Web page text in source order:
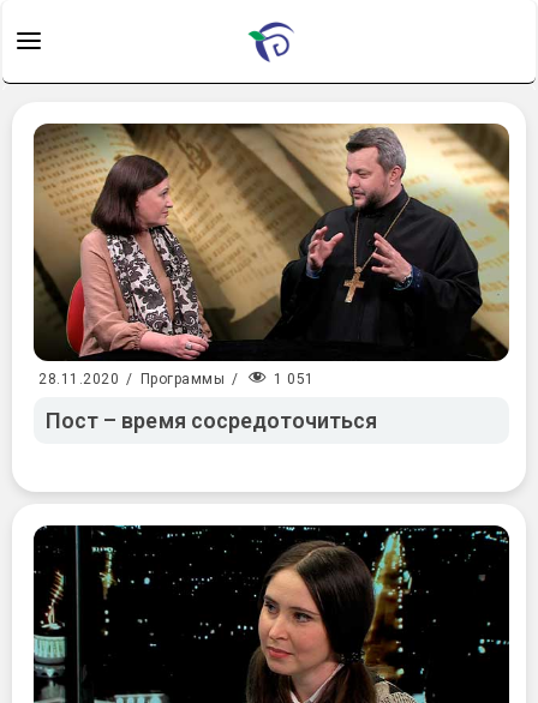
28.11.2020 / Программы / 1 051
Пост – время сосредоточиться